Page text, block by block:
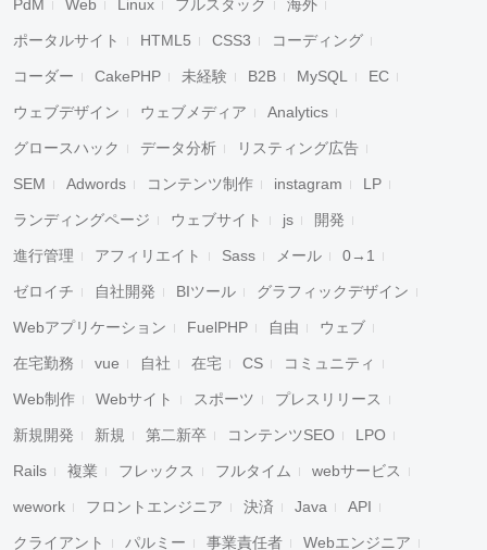
PdM Web Linux フルスタック 海外
ポータルサイト HTML5 CSS3 コーディング
コーダー CakePHP 未経験 B2B MySQL EC
ウェブデザイン ウェブメディア Analytics
グロースハック データ分析 リスティング広告
SEM Adwords コンテンツ制作 instagram LP
ランディングページ ウェブサイト js 開発
進行管理 アフィリエイト Sass メール 0→1
ゼロイチ 自社開発 BIツール グラフィックデザイン
Webアプリケーション FuelPHP 自由 ウェブ
在宅勤務 vue 自社 在宅 CS コミュニティ
Web制作 Webサイト スポーツ プレスリリース
新規開発 新規 第二新卒 コンテンツSEO LPO
Rails 複業 フレックス フルタイム webサービス
wework フロントエンジニア 決済 Java API
クライアント パルミー 事業責任者 Webエンジニア